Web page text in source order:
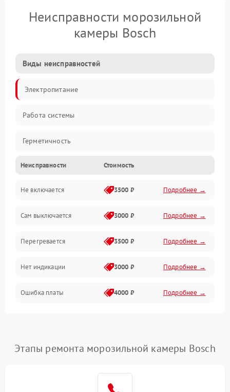
Неисправности морозильной
камеры Bosch
Виды неисправностей
Электропитание
Работа системы
Герметичность
Механика
Неисправности Стоимость
Не включается 3500 ₽ Подробнее →
Сам выключается 3000 ₽ Подробнее →
Перегревается 3500 ₽ Подробнее →
Нет индикации 3000 ₽ Подробнее →
Ошибка платы 4000 ₽ Подробнее →
Этапы ремонта морозильной камеры Bosch